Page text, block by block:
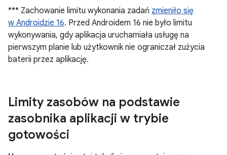
*** Zachowanie limitu wykonania zadań zmieniło się
w Androidzie 16. Przed Androidem 16 nie było limitu
wykonywania, gdy aplikacja uruchamiała usługę na
pierwszym planie lub użytkownik nie ograniczał zużycia
baterii przez aplikację.
Limity zasobów na podstawie
zasobnika aplikacji w trybie
gotowości